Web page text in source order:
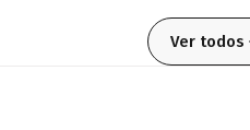
Ver todos